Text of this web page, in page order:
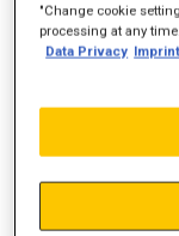
Skovl
"Change cookie
processing at any time.
Data Privacy Imprint